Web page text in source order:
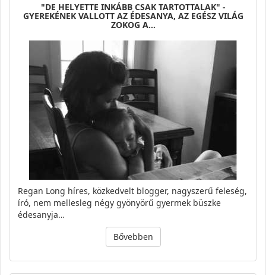
"DE HELYETTE INKÁBB CSAK TARTOTTALAK" -
GYEREKÉNEK VALLOTT AZ ÉDESANYA, AZ EGÉSZ VILÁG
ZOKOG A…
Regan Long híres, közkedvelt blogger, nagyszerű feleség,
író, nem mellesleg négy gyönyörű gyermek büszke
édesanyja…
Bővebben